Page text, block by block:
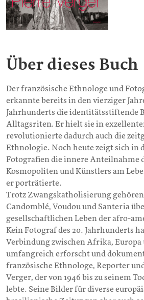
Über dieses Buch
Der französische Ethnologe und
erkannte bereits in den vierziger
Jahrhunderts die identitätsstiftende
Alltagsriten. Er hielt sie in
revolutionierte dadurch auch die
Ethnologie. Noch heute zeigt sich in
Fotografien die innere Anteilnahme
Kosmopoliten und Künstlers am
er porträtierte.
Trotz Zwangskatholisierung
Candomblé, Voudou und Santeria
gesellschaftlichen Leben der afro-
Kein Fotograf des 20. Jahrhunderts
Verbindung zwischen Afrika,
umfangreich erforscht und
französische Ethnologe, Reporter
Verger, der von 1946 bis zu seinem
lebte. Seine Bilder für diverse